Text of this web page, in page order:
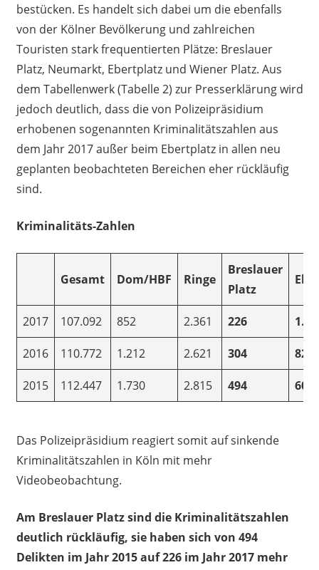
bestücken. Es handelt sich dabei um die ebenfalls
von der Kölner Bevölkerung und zahlreichen
Touristen stark frequentierten Plätze: Breslauer
Platz, Neumarkt, Ebertplatz und Wiener Platz. Aus
dem Tabellenwerk (Tabelle 2) zur Presserklärung wird
jedoch deutlich, dass die von Polizeipräsidium
erhobenen sogenannten Kriminalitätszahlen aus
dem Jahr 2017 außer beim Ebertplatz in allen neu
geplanten beobachteten Bereichen eher rückläufig
sind.
Kriminalitäts-Zahlen
Gesamt Dom/HBF Ringe
Breslauer
Platz
2017 107.092 852 2.361 226
2016 110.772 1.212 2.621 304 828
2015 112.447 1.730 2.815 494 604
Das Polizeipräsidium reagiert somit auf sinkende
Kriminalitätszahlen in Köln mit mehr
Videobeobachtung.
Am Breslauer Platz sind die Kriminalitätszahlen
deutlich rückläufig, sie haben sich von 494
Delikten im Jahr 2015 auf 226 im Jahr 2017 mehr